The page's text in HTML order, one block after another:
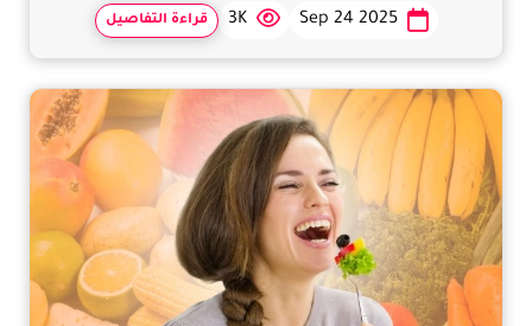
Sep 24 2025
3K قراءة التفاصيل